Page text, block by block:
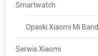
Smartwatch
Opaski Xiaomi Mi Band
Serwis Xiaomi